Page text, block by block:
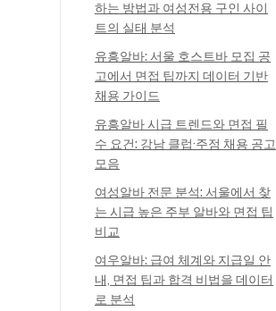
하는 방법과 여성전용 구인 사이
트의 실태 분석
유흥알바: 서울 호스트바 모집 공
고에서 면접 팁까지 데이터 기반
채용 가이드
유흥알바 시급 트렌드와 면접 필
수 요건: 강남 클럽·주점 채용 공고
모음
여성알바 전문 분석: 서울에서 찾
는 시급 높은 주부 알바와 면접 팁
비교
여우알바: 급여 체계와 지급일 안
내, 면접 팁과 합격 비법을 데이터
로 분석